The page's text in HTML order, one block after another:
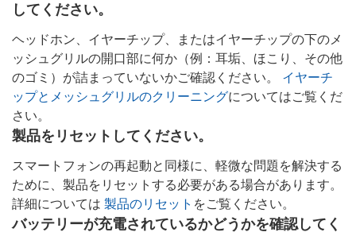
してください。
ヘッドホン、イヤーチップ、またはイヤーチップの下のメ
ッシュグリルの開口部に何か（例：耳垢、ほこり、その他
のゴミ）が詰まっていないかご確認ください。 イヤーチ
ップとメッシュグリルのクリーニングについてはご覧くだ
さい。
製品をリセットしてください。
スマートフォンの再起動と同様に、軽微な問題を解決する
ために、製品をリセットする必要がある場合があります。
詳細については 製品のリセット をご覧ください。
バッテリーが充電されているかどうかを確認してく